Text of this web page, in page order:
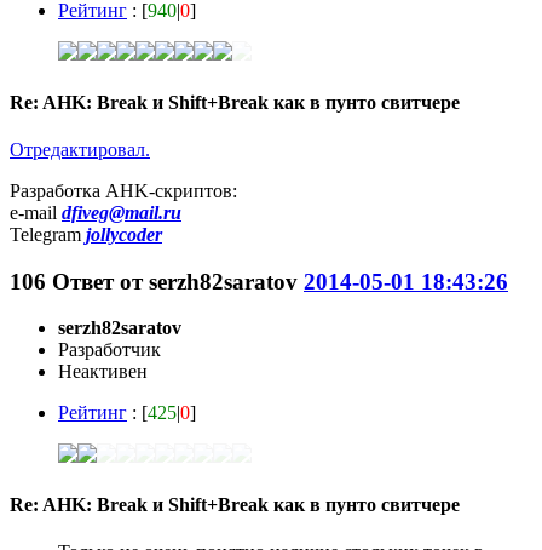
Рейтинг : [940|0]
Re: AHK: Break и Shift+Break как в пунто свитчере
Отредактировал.
Разработка AHK-скриптов:
e-mail dfiveg@mail.ru
Telegram jollycoder
106 Ответ отserzh82saratov 2014-05-01 18:43:26
serzh82saratov
Разработчик
Неактивен
Рейтинг : [425|0]
Re: AHK: Break и Shift+Break как в пунто свитчере